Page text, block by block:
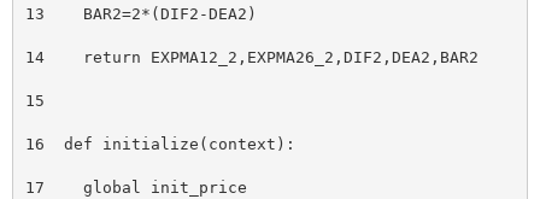
13    BAR2=2*(DIF2-DEA2)
14    return EXPMA12_2,EXPMA26_2,DIF2,DEA2,BAR2
15
16  def initialize(context):
17    global init_price